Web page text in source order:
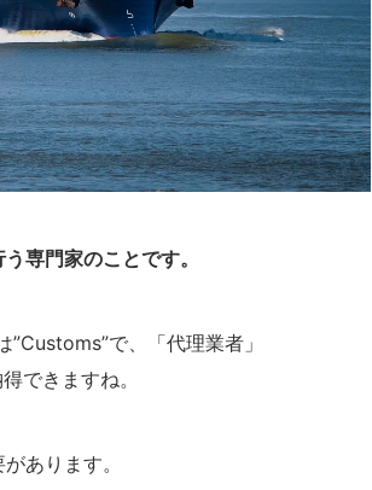
専門家のことです。
で、「代理業者」
できますね。
あります。